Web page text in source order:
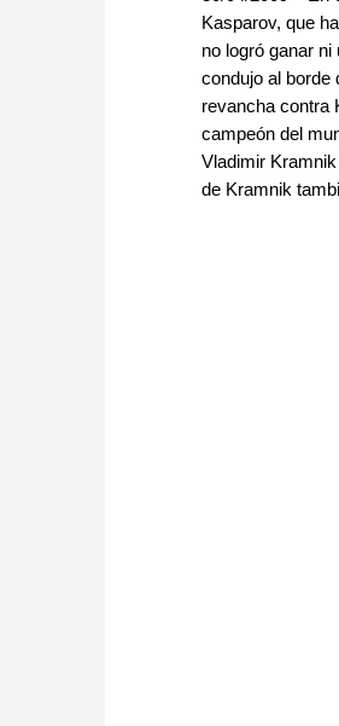
Kasparov, que
no logró ganar
condujo al borde
revancha contra
campeón del
Vladimir
de Kramnik